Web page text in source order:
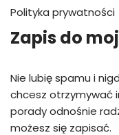
Polityka prywatności
Zapis do
Nie lubię spamu i
chcesz otrzymywać
porady odnośnie
możesz się zapisać.